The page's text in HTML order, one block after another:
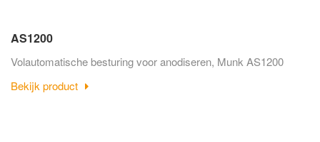
AS1200
Volautomatische besturing voor anodiseren, Munk AS1200
Bekijk product